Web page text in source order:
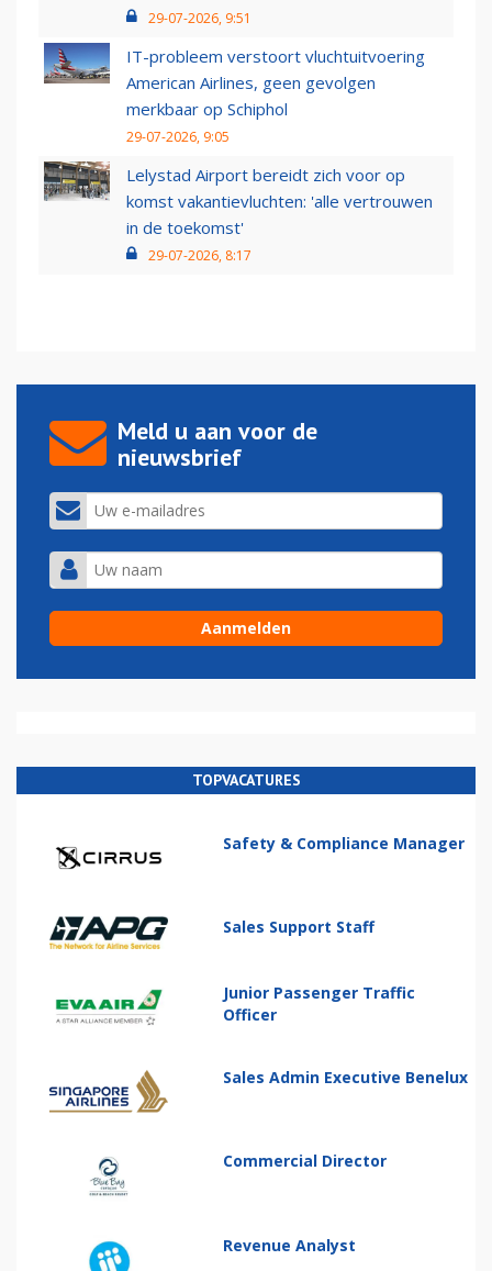
29-07-2026, 9:51
IT-probleem verstoort vluchtuitvoering
American Airlines, geen gevolgen
merkbaar op Schiphol
29-07-2026, 9:05
Lelystad Airport bereidt zich voor op
komst vakantievluchten: 'alle vertrouwen
in de toekomst'
29-07-2026, 8:17
Meld u aan voor de
nieuwsbrief
TOPVACATURES
Safety & Compliance Manager
Sales Support Staff
Junior Passenger Traffic
Officer
Sales Admin Executive Benelux
Commercial Director
Revenue Analyst